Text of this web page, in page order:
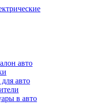
авто
авто
в авто